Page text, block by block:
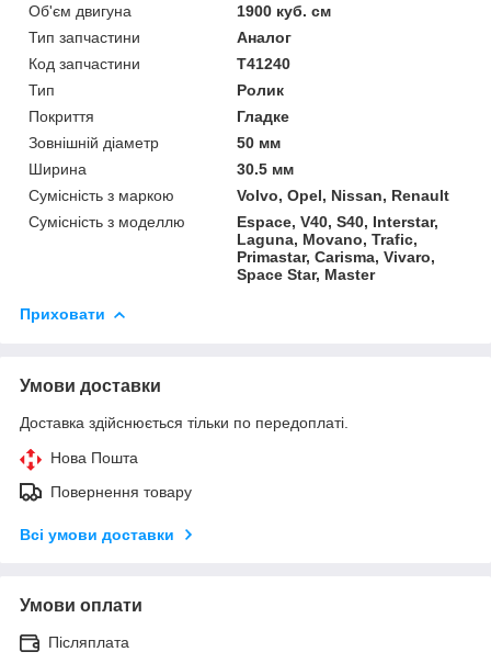
Об'єм двигуна
1900 куб. см
Тип запчастини
Аналог
Код запчастини
T41240
Тип
Ролик
Покриття
Гладке
Зовнішній діаметр
50 мм
Ширина
30.5 мм
Сумісність з маркою
Volvo, Opel, Nissan, Renault
Сумісність з моделлю
Espace, V40, S40, Interstar,
Laguna, Movano, Trafic,
Primastar, Carisma, Vivaro,
Space Star, Master
Приховати
Умови доставки
Доставка здійснюється тільки по передоплаті.
Нова Пошта
Повернення товару
Всі умови доставки
Умови оплати
Післяплата